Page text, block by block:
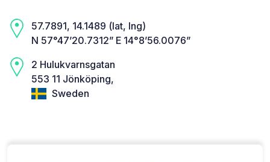
57.7891, 14.1489 (lat, lng)
N 57°47’20.7312” E 14°8’56.0076”
2 Hulukvarnsgatan
553 11 Jönköping,
Sweden